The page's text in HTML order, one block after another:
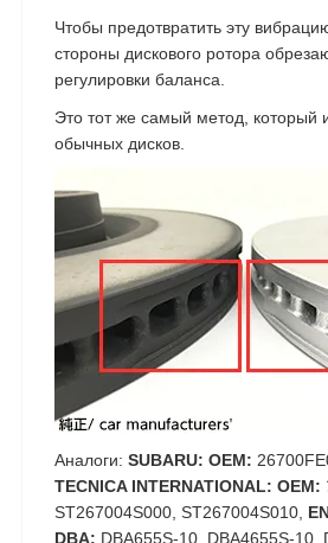
Чтобы предотвратить эту
стороны дискового ротора
регулировки баланса.
Это тот же самый метод, который
обычных дисков.
Аналоги: SUBARU: OEM:
TECNICA INTERNATIONAL: OEM:
ST267004S000, ST267004S010,
DBA: DBA655S-10, DBA4655S-10,